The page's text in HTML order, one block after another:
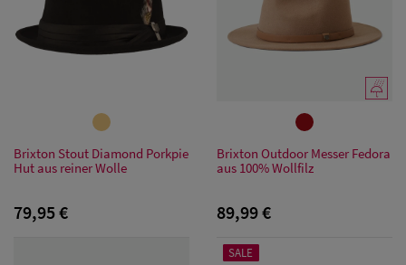
Brixton Stout Diamond Porkpie
Hut aus reiner Wolle
79,95 €
Brixton Outdoor Messer Fedora
aus 100% Wollfilz
89,99 €
SALE